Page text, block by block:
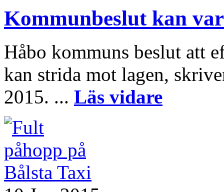
Kommunbeslut kan
Håbo kommuns beslut att
kan strida mot lagen,
2015. ... Läs vidare